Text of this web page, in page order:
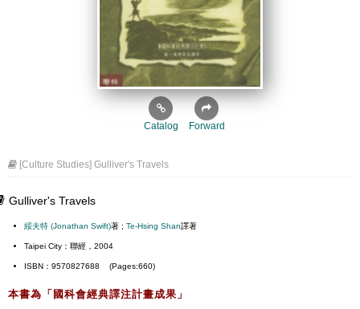
Catalog Forward
[Culture Studies] Gulliver's Travels
Gulliver's Travels
綏夫特 (Jonathan Swift)著 ;Te-Hsing Shan譯著
Taipei City：聯經，2004
ISBN：9570827688 (Pages:660)
本書為「國科會經典譯注計畫成果」